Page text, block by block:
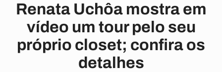
Renata Uchôa mostra em
vídeo um tour pelo seu
próprio closet; confira os
detalhes